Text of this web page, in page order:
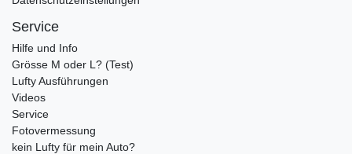
Service
Hilfe und Info
Grösse M oder L? (Test)
Lufty Ausführungen
Videos
Service
Fotovermessung
kein Lufty für mein Auto?